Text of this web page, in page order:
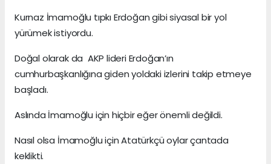
Kurnaz İmamoğlu tıpkı Erdoğan gibi siyasal bir yol
yürümek istiyordu.
Doğal olarak da AKP lideri Erdoğan’ın
cumhurbaşkanlığına giden yoldaki izlerini takip etmeye
başladı.
Aslında İmamoğlu için hiçbir eğer önemli değildi.
Nasıl olsa İmamoğlu için Atatürkçü oylar çantada
keklikti.